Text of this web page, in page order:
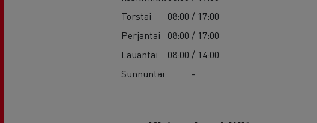
Torstai
08:00 / 17:00
Perjantai
08:00 / 17:00
Lauantai
08:00 / 14:00
Sunnuntai
-